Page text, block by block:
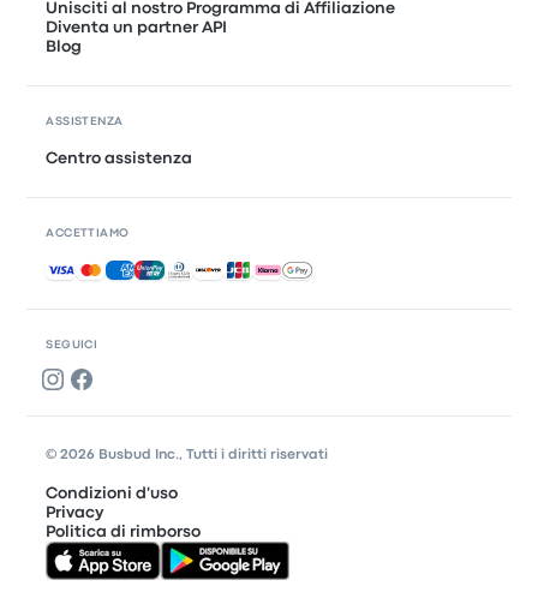
SEGUICI
Unisciti al nostro Programma di Affiliazione
Diventa un partner API
Blog
ASSISTENZA
Centro assistenza
ACCETTIAMO
Pagamenti accettati
© 2026 Busbud Inc., Tutti i diritti riservati
Condizioni d'uso
Privacy
Politica di rimborso